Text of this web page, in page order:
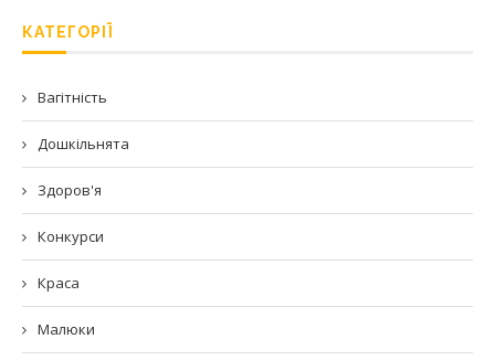
КАТЕГОРІЇ
Вагітність
Дошкільнята
Здоров'я
Конкурси
Краса
Малюки